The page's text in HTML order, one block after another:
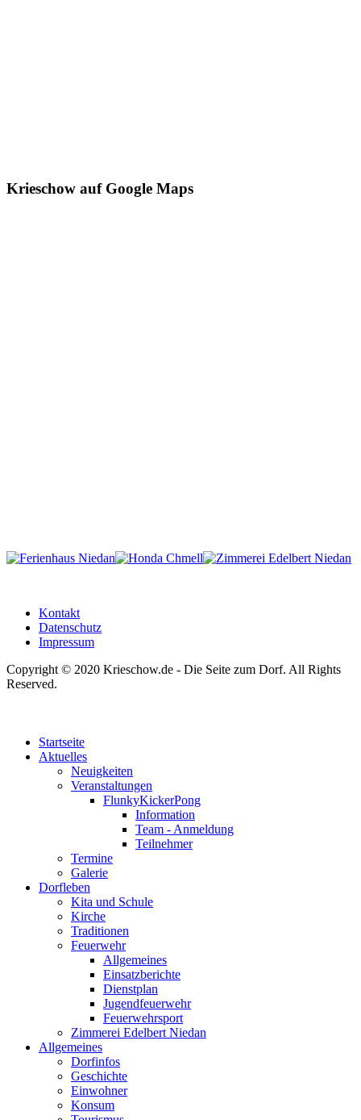
Krieschow auf Google Maps
Kontakt
Datenschutz
Impressum
Copyright © 2020 Krieschow.de - Die Seite zum Dorf. All Rights
Reserved.
Startseite
Aktuelles
Neuigkeiten
Veranstaltungen
FlunkyKickerPong
Information
Team - Anmeldung
Teilnehmer
Termine
Galerie
Dorfleben
Kita und Schule
Kirche
Traditionen
Feuerwehr
Allgemeines
Einsatzberichte
Dienstplan
Jugendfeuerwehr
Feuerwehrsport
Zimmerei Edelbert Niedan
Allgemeines
Dorfinfos
Geschichte
Einwohner
Konsum